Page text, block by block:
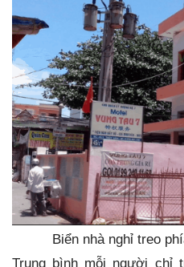
Biển nhà nghỉ treo
Trung bình mỗi người chỉ